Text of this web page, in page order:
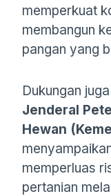
memperkuat
membangun
pangan yang
Dukungan
Jenderal
Hewan
memperluas
pertanian